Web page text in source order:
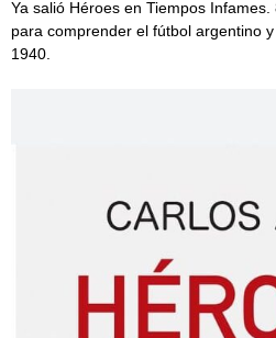
Ya salió Héroes en Tiempos
para comprender el fútbol argentino
1940.